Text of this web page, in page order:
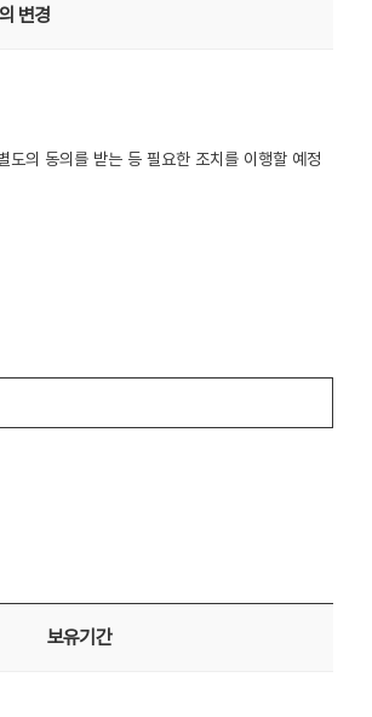
변경
의 동의를 받는 등 필요한 조치를 이행할 예정
보유기간